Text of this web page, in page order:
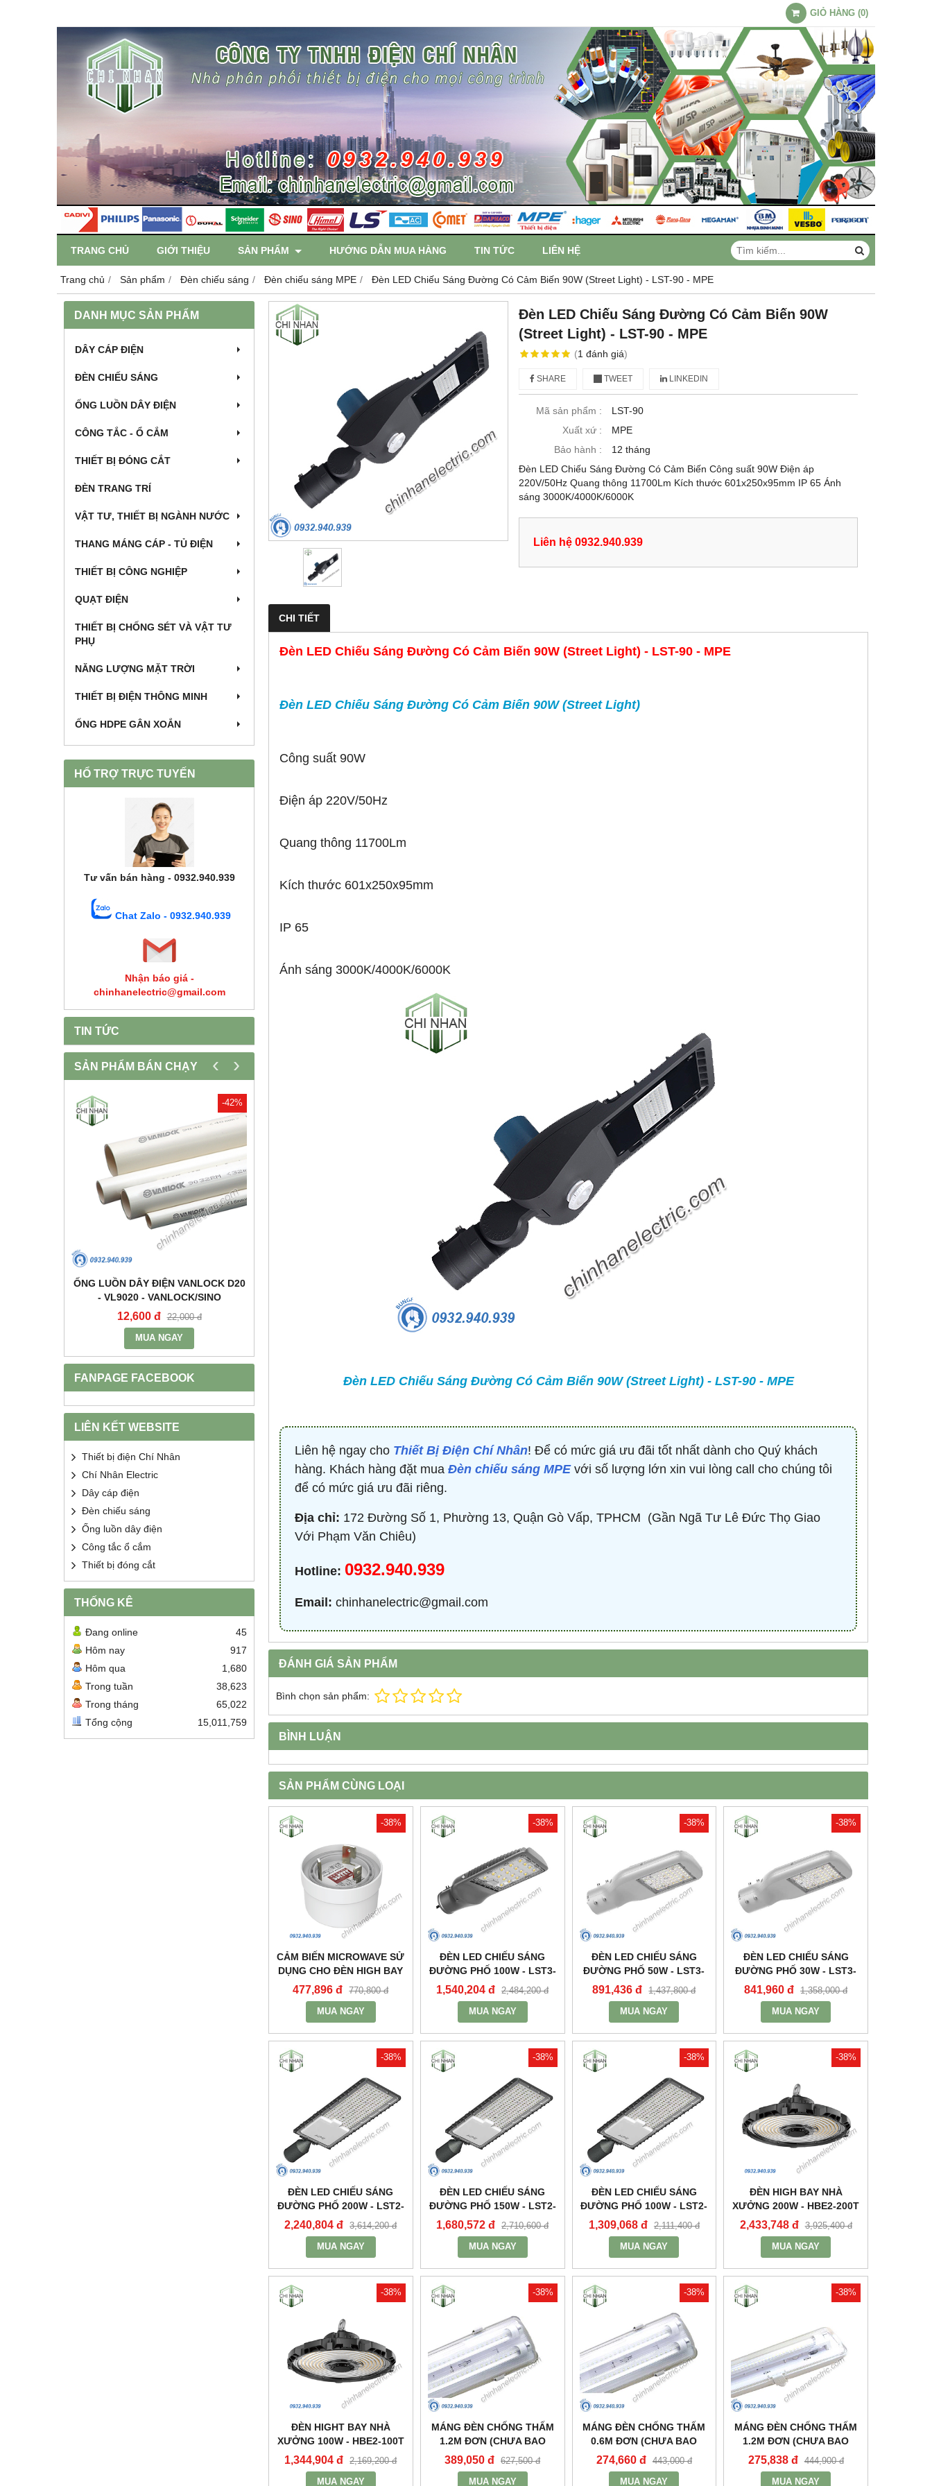
GIỎ HÀNG (0)
TRANG CHỦ GIỚI THIỆU SẢN PHẨM HƯỚNG DẪN MUA HÀNG TIN TỨC LIÊN HỆ
Trang chủ Sản phẩm Đèn chiếu sáng Đèn chiếu sáng MPE Đèn LED Chiếu Sáng Đường Có Cảm Biến 90W (Street Light) - LST-90 - MPE
DANH MỤC SẢN PHẨM
DÂY CÁP ĐIỆN
ĐÈN CHIẾU SÁNG
ỐNG LUỒN DÂY ĐIỆN
CÔNG TẮC - Ổ CẮM
THIẾT BỊ ĐÓNG CẮT
ĐÈN TRANG TRÍ
VẬT TƯ, THIẾT BỊ NGÀNH NƯỚC
THANG MÁNG CÁP - TỦ ĐIỆN
THIẾT BỊ CÔNG NGHIỆP
QUẠT ĐIỆN
THIẾT BỊ CHỐNG SÉT VÀ VẬT TƯ
PHỤ
NĂNG LƯỢNG MẶT TRỜI
THIẾT BỊ ĐIỆN THÔNG MINH
ỐNG HDPE GÂN XOẮN
HỔ TRỢ TRỰC TUYẾN
Tư vấn bán hàng - 0932.940.939
Chat Zalo - 0932.940.939
Nhận báo giá -
chinhanelectric@gmail.com
TIN TỨC
SẢN PHẨM BÁN CHẠY
-42%
ỐNG LUỒN DÂY ĐIỆN VANLOCK D20
- VL9020 - VANLOCK/SINO
12,600 đ 22,000 đ
MUA NGAY
HDCAP304500203 - HIMEL
1,479,000 đ
-50%
BỘ ĐIỀU KHIỂN TỤ BÙ 380V 4 CẤP -
HJKL5CQ4S - HIMEL
876,645 đ
‹ ›
FANPAGE FACEBOOK
LIÊN KẾT WEBSITE
Thiết bị điện Chí Nhân
Chí Nhân Electric
Dây cáp điện
Đèn chiếu sáng
Ống luồn dây điện
Công tắc ổ cắm
Thiết bị đóng cắt
THỐNG KÊ
Đang online
45
Hôm nay
917
Hôm qua
1,680
Trong tuần
38,623
Trong tháng
65,022
Tổng cộng
15,011,759
Đèn LED Chiếu Sáng Đường Có Cảm Biến 90W
(Street Light) - LST-90 - MPE
(1 đánh giá)
SHARE TWEET LINKEDIN
Mã sản phẩm :
LST-90
Xuất xứ :
MPE
Bảo hành :
12 tháng
Đèn LED Chiếu Sáng Đường Có Cảm Biến Công suất 90W Điện áp
220V/50Hz Quang thông 11700Lm Kích thước 601x250x95mm IP 65 Ánh
sáng 3000K/4000K/6000K
Liên hệ 0932.940.939
CHI TIẾT
Đèn LED Chiếu Sáng Đường Có Cảm Biến 90W (Street Light) - LST-90 - MPE
Đèn LED Chiếu Sáng Đường Có Cảm Biến 90W (Street Light)
Công suất 90W
Điện áp 220V/50Hz
Quang thông 11700Lm
Kích thước 601x250x95mm
IP 65
Ánh sáng 3000K/4000K/6000K
Đèn LED Chiếu Sáng Đường Có Cảm Biến 90W (Street Light) - LST-90 - MPE
Liên hệ ngay cho Thiết Bị Điện Chí Nhân! Để có mức giá ưu đãi tốt nhất dành cho Quý khách
hàng. Khách hàng đặt mua Đèn chiếu sáng MPEvới số lượng lớn xin vui lòng call cho chúng tôi
để có mức giá ưu đãi riêng.
Địa chỉ: 172 Đường Số 1, Phường 13, Quận Gò Vấp, TPHCM ​ (Gần Ngã Tư Lê Đức Thọ Giao
Với Phạm Văn Chiêu)
Hotline: 0932.940.939
Email: chinhanelectric@gmail.com
ĐÁNH GIÁ SẢN PHẨM
Bình chọn sản phẩm:
BÌNH LUẬN
SẢN PHẨM CÙNG LOẠI
-38%
CẢM BIẾN MICROWAVE SỬ
DỤNG CHO ĐÈN HIGH BAY
NHÀ XƯỞNG HBE2_MPE
477,896 đ 770,800 đ
MUA NGAY
-38%
ĐÈN LED CHIẾU SÁNG
ĐƯỜNG PHỐ 100W - LST3-
100 - MPE
1,540,204 đ 2,484,200 đ
MUA NGAY
-38%
ĐÈN LED CHIẾU SÁNG
ĐƯỜNG PHỐ 50W - LST3-
50 - MPE
891,436 đ 1,437,800 đ
MUA NGAY
-38%
ĐÈN LED CHIẾU SÁNG
ĐƯỜNG PHỐ 30W - LST3-
30 - MPE
841,960 đ 1,358,000 đ
MUA NGAY
-38%
ĐÈN LED CHIẾU SÁNG
ĐƯỜNG PHỐ 200W - LST2-
200 - MPE
2,240,804 đ 3,614,200 đ
MUA NGAY
-38%
ĐÈN LED CHIẾU SÁNG
ĐƯỜNG PHỐ 150W - LST2-
150 - MPE
1,680,572 đ 2,710,600 đ
MUA NGAY
-38%
ĐÈN LED CHIẾU SÁNG
ĐƯỜNG PHỐ 100W - LST2-
100 - MPE
1,309,068 đ 2,111,400 đ
MUA NGAY
-38%
ĐÈN HIGH BAY NHÀ
XƯỞNG 200W - HBE2-200T
- MPE
2,433,748 đ 3,925,400 đ
MUA NGAY
-38%
ĐÈN HIGHT BAY NHÀ
XƯỞNG 100W - HBE2-100T
- MPE
1,344,904 đ 2,169,200 đ
MUA NGAY
-38%
MÁNG ĐÈN CHỐNG THẤM
1.2M ĐƠN (CHƯA BAO
GỒM BÓNG VÀ TĂNG PHÔ)
- MWP-236 - MPE
389,050 đ 627,500 đ
MUA NGAY
-38%
MÁNG ĐÈN CHỐNG THẤM
0.6M ĐƠN (CHƯA BAO
GỒM BÓNG VÀ TĂNG PHÔ)
- MWP-218 - MPE
274,660 đ 443,000 đ
MUA NGAY
-38%
MÁNG ĐÈN CHỐNG THẤM
1.2M ĐƠN (CHƯA BAO
GỒM BÓNG VÀ TĂNG PHÔ)
- MWP-136 - MPE
275,838 đ 444,900 đ
MUA NGAY